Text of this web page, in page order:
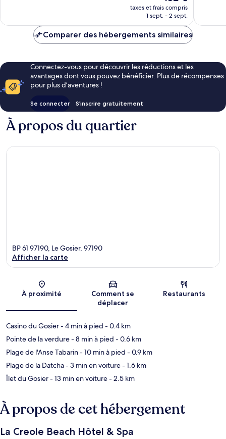
nouveau
prix
de
taxes et frais compris
1 sept. - 2 sept.
Comparer des hébergements similaires
Connectez-vous pour découvrir les réductions et les
avantages dont vous pouvez bénéficier. Plus de récompenses
pour plus d’aventures !
Se connecter S’inscrire gratuitement
À propos du quartier
Carte
BP 61 97190, Le Gosier, 97190
Afficher la carte
À proximité
Comment se
déplacer
Restaurants
Casino du Gosier- 4 min à pied - 0.4 km
Pointe de la verdure- 8 min à pied - 0.6 km
Plage de l'Anse Tabarin- 10 min à pied - 0.9 km
Plage de la Datcha- 3 min en voiture- 1.6 km
Îlet du Gosier- 13 min en voiture- 2.5 km
À propos de cet hébergement
La Creole Beach Hôtel & Spa